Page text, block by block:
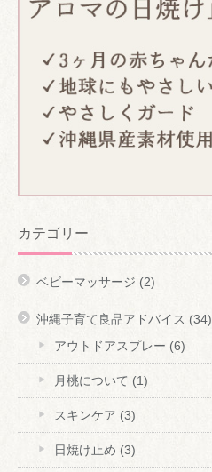
カテゴリー
ベビーマッサージ (2)
沖縄子育て良品アドバイス (34)
アウトドアスプレー (6)
月桃について (1)
スキンケア (3)
日焼け止め (3)